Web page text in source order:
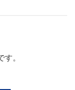
す。